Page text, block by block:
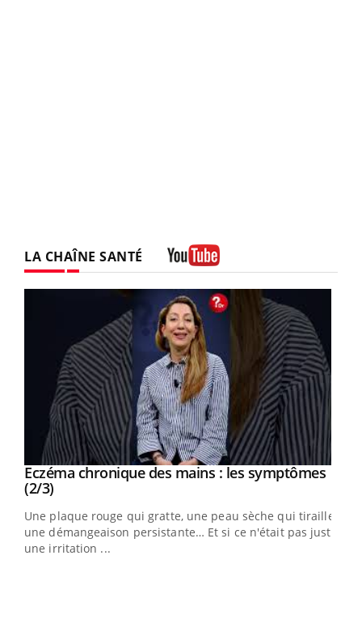
LA CHAÎNE SANTÉ
Youtube
Eczéma chronique des mains : les symptômes
(2/3)Youtube
Une plaque rouge qui gratte, une peau sèche qui tiraille,
une démangeaison persistante… Et si ce n'était pas juste
une irritation ...